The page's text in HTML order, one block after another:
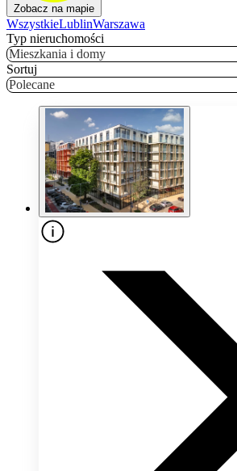
Zobacz na mapie
WszystkieLublinWarszawa
Typ nieruchomości
Mieszkania i domy
Sortuj
Polecane